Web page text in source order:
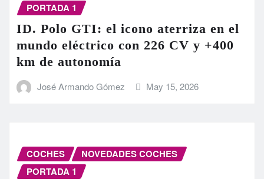
PORTADA 1
ID. Polo GTI: el icono aterriza en el
mundo eléctrico con 226 CV y +400
km de autonomía
José Armando Gómez May 15, 2026
COCHES
NOVEDADES COCHES
PORTADA 1